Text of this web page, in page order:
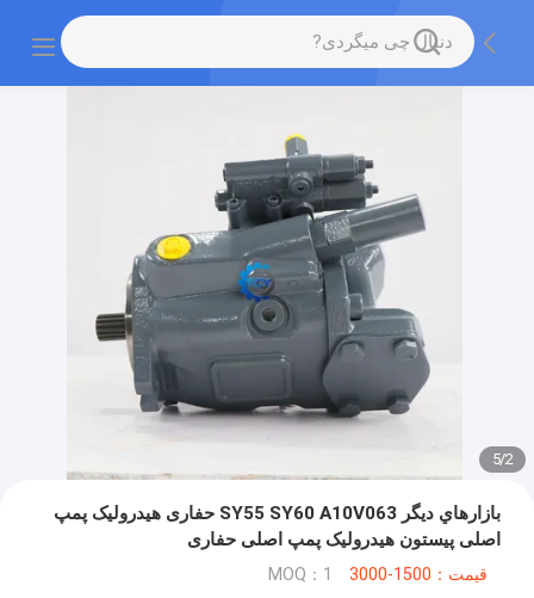
2
/
5
بازارهاي ديگر SY55 SY60 A10V063 حفاری هیدرولیک پمپ
اصلی پیستون هیدرولیک پمپ اصلی حفاری
قیمت：1500-3000 MOQ：1